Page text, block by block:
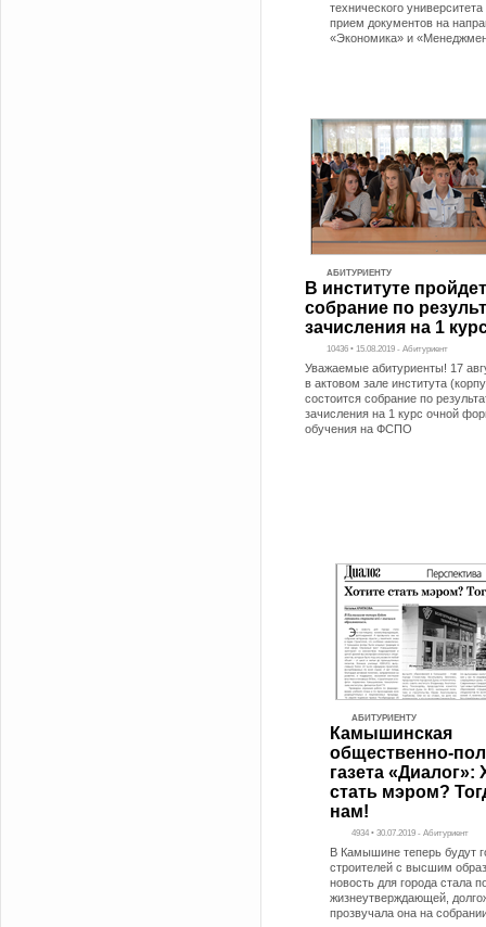
технического
прием документов на
«Экономика» и
АБИТУРИЕНТУ
В институте пройдет
собрание по
зачисления на 1
10436 • 15.08.2019 - Абитуриент
Уважаемые абитуриенты! 17
в актовом зале института
состоится собрание по
зачисления на 1 курс очной
обучения на ФСПО
АБИТУРИЕНТУ
Камышинская
общественно-
газета «Диалог»:
стать мэром?
нам!
4934 • 30.07.2019 - Абитуриент
В Камышине теперь будут
строителей с высшим
новость для города стала
жизнеутверждающей,
прозвучала она на